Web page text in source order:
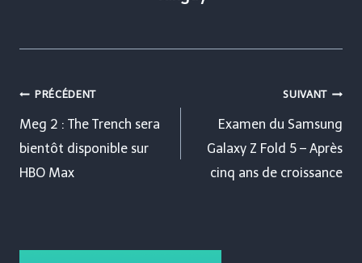
Navigation
de
l’article
PRÉCÉDENT
Meg 2 : The Trench sera
bientôt disponible sur
HBO Max
SUIVANT
Examen du Samsung
Galaxy Z Fold 5 – Après
cinq ans de croissance